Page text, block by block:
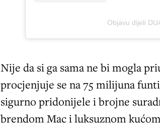
Objavu dijeli
Nije da si ga sama ne bi mogla
procjenjuje se na 75 milijuna
sigurno pridonijele i brojne
brendom Mac i luksuznom